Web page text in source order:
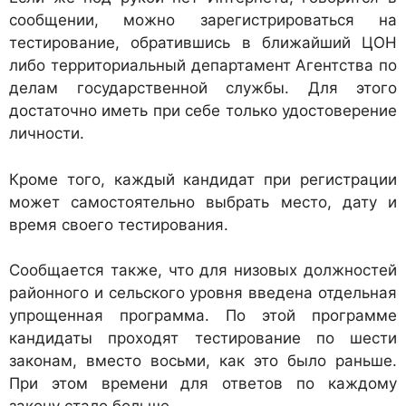
сообщении, можно зарегистрироваться на
тестирование, обратившись в ближайший ЦОН
либо территориальный департамент Агентства по
делам государственной службы. Для этого
достаточно иметь при себе только удостоверение
личности.
Кроме того, каждый кандидат при регистрации
может самостоятельно выбрать место, дату и
время своего тестирования.
Сообщается также, что для низовых должностей
районного и сельского уровня введена отдельная
упрощенная программа. По этой программе
кандидаты проходят тестирование по шести
законам, вместо восьми, как это было раньше.
При этом времени для ответов по каждому